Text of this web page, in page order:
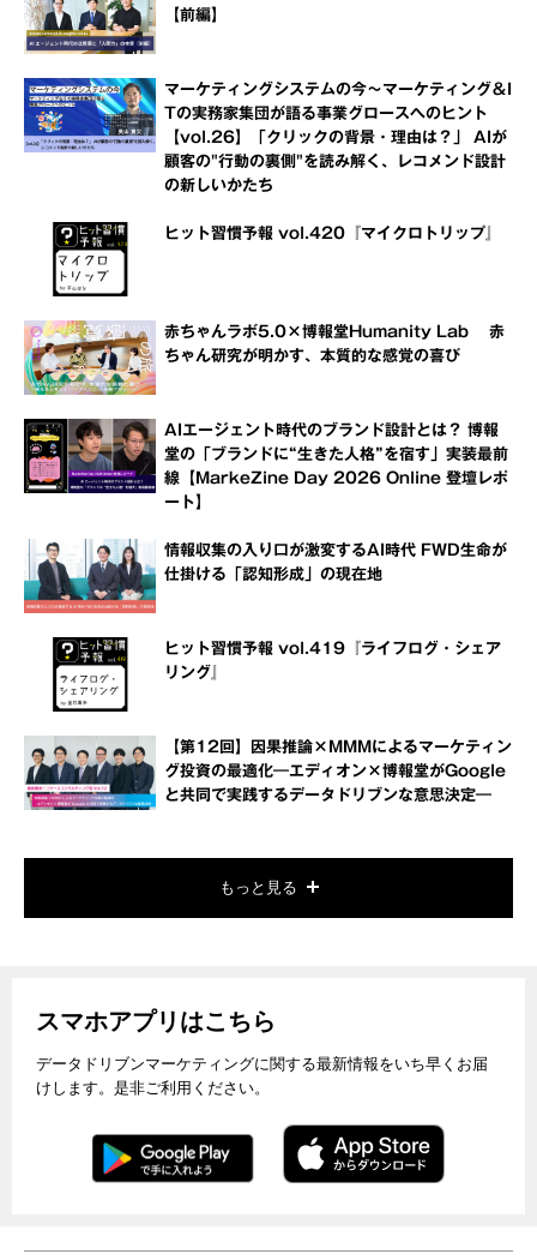
【前編】
マーケティングシステムの今～マーケティング＆I
Tの実務家集団が語る事業グロースへのヒント
【vol.26】「クリックの背景・理由は？」 AIが
顧客の"行動の裏側"を読み解く、レコメンド設計
の新しいかたち
ヒット習慣予報 vol.420『マイクロトリップ』
赤ちゃんラボ5.0×博報堂Humanity Lab 赤
ちゃん研究が明かす、本質的な感覚の喜び
AIエージェント時代のブランド設計とは？ 博報
堂の「ブランドに“生きた人格”を宿す」実装最前
線【MarkeZine Day 2026 Online 登壇レポ
ート】
情報収集の入り口が激変するAI時代 FWD生命が
仕掛ける「認知形成」の現在地
ヒット習慣予報 vol.419『ライフログ・シェア
リング』
【第12回】因果推論×MMMによるマーケティン
グ投資の最適化―エディオン×博報堂がGoogle
と共同で実践するデータドリブンな意思決定―
もっと見る
スマホアプリはこちら
データドリブンマーケティングに関する最新情報をいち早くお届
けします。是非ご利用ください。